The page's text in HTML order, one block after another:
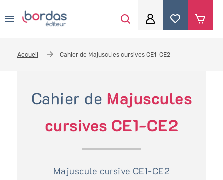
Je me connecte
Accueil Cahier de Majuscules cursives CE1-CE2
Cahier de Majuscules
cursives CE1-CE2
Majuscule cursive CE1-CE2